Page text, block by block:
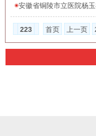
安徽省铜陵市立医院杨
223 首页 上一页